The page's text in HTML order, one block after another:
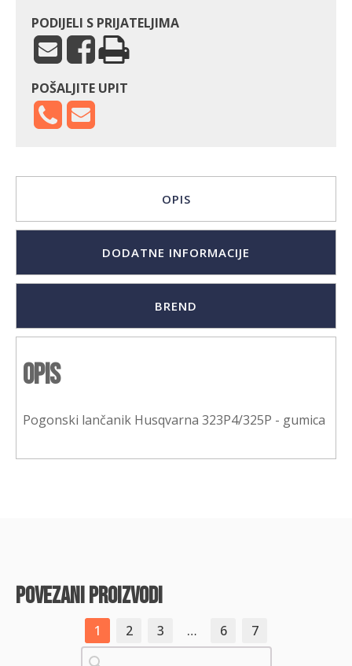
PODIJELI S PRIJATELJIMA
POŠALJITE UPIT
OPIS
DODATNE INFORMACIJE
BREND
Opis
Pogonski lančanik Husqvarna 323P4/325P - gumica
povezani proizvodi
1 2 3 … 6
7
Pretraži